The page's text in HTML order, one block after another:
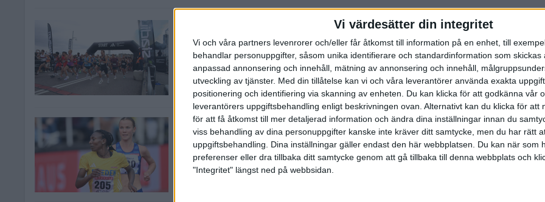
Vi värdesätter din integritet
Vi och våra partners levenrorer och/eller får åtkomst till information på en enhet, till
behandlar personuppgifter, såsom unika identifierare och standardinformation som skickas
anpassad annonsering och innehåll, mätning av annonsering och innehåll,
utveckling av tjänster. Med din tillåtelse kan vi och våra leverantörer använda exakta
positionering och identifiering via skanning av enheten. Du kan klicka för att godkänna vår
leverantörers uppgiftsbehandling enligt beskrivningen ovan. Alternativt kan du klicka för att
för att få åtkomst till mer detaljerad information och ändra dina inställningar innan du
viss behandling av dina personuppgifter kanske inte kräver ditt samtycke, men du har rätt
uppgiftsbehandling. Dina inställningar gäller endast den här webbplatsen. Du kan när som
preferenser eller dra tillbaka ditt samtycke genom att gå tillbaka till denna webbplats och
"Integritet" längst ned på webbsidan.
Snabbaste segertiden på 12 år i rekordstort adidas
Stockholm Halvmaraton
30 aug 2025
Ett slutsålt och rekordstort adidas Stockholm Halvmaraton avgjordes i
nästintill perfekt löparväder. 18 grader, mulet och väldigt lite vind. Totalt
var 19,866 löpare anmälda, varav 15,807 kom till sta...
Löparna viktiga när Sverige vann Finnkampen
26 aug 2025
Den hundrade upplagan av Finnkampen, världens äldsta och största
landskamp i friidrott, avgjordes inför fullsatta läktare på Stockholms